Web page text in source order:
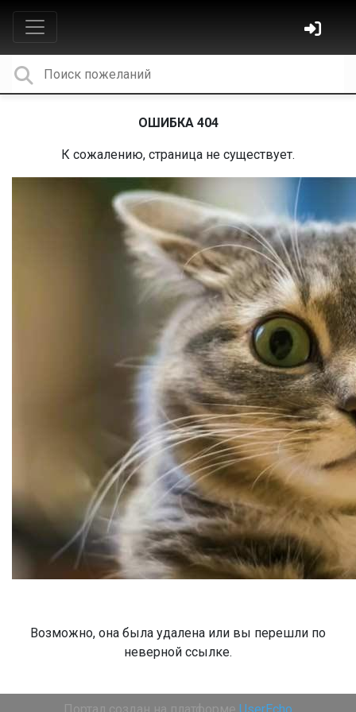
ОШИБКА 404
К сожалению, страница не существует.
Возможно, она была удалена или вы перешли по
неверной ссылке.